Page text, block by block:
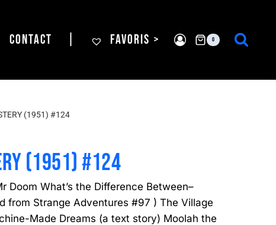
CONTACT FAVORIS > 0
(1951) #124
(1951) #124
Doom What’s the Difference Between–
from Strange Adventures #97 ) The Village
Made Dreams (a text story) Moolah the